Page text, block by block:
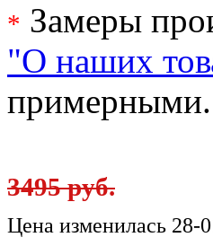
* Замеры
"О наших
примерными.
3495 руб.
Цена изменилась 28-